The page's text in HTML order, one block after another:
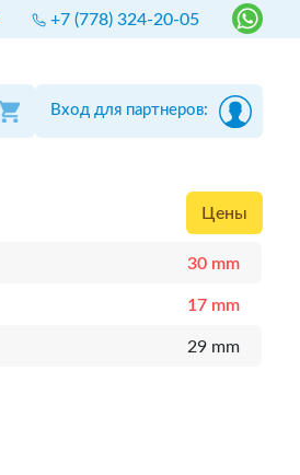
+7 (778) 324-20-05
Вход для партнеров:
Цены
30 mm
17 mm
29 mm